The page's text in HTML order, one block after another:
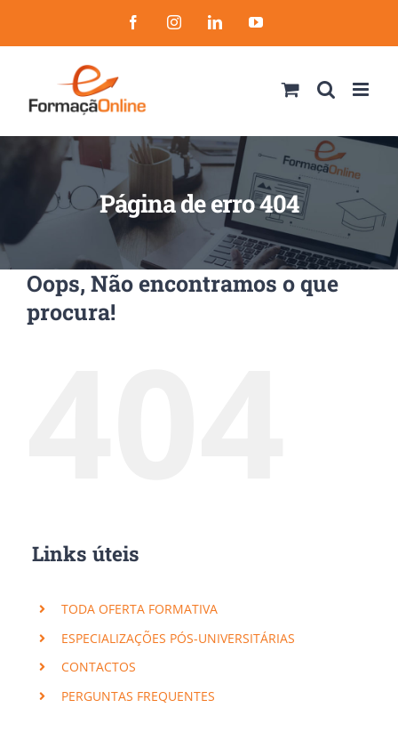
to
FacebookInstagramLinkedInYouTube
Página de erro 404
Oops, Não encontramos o que
procura!
Links úteis
TODA OFERTA FORMATIVA
ESPECIALIZAÇÕES PÓS-UNIVERSITÁRIAS
CONTACTOS
PERGUNTAS FREQUENTES